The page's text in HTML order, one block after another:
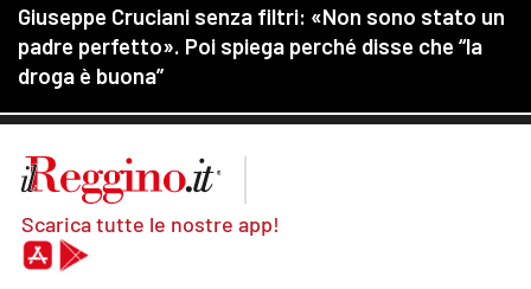
Scarica tutte le nostre app!